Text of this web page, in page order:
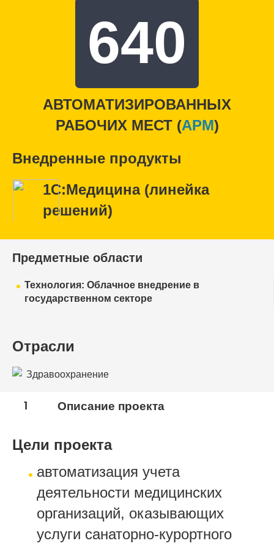
640
АВТОМАТИЗИРОВАННЫХ
РАБОЧИХ МЕСТ (APM)
Внедренные продукты
1С:Медицина (линейка
решений)
Предметные области
Технология: Облачное внедрение в
государственном секторе
Отрасли
Здравоохранение
1 Описание проекта
Цели проекта
автоматизация учета
деятельности медицинских
организаций, оказывающих
услуги санаторно-курортного